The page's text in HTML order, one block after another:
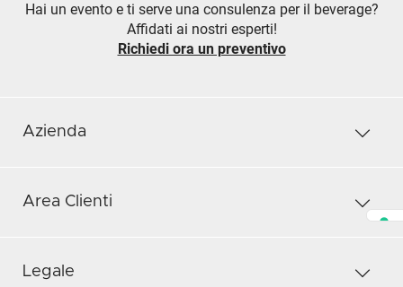
Hai un evento e ti serve una consulenza per il beverage?
Affidati ai nostri esperti!
Richiedi ora un preventivo
Azienda
Area Clienti
Legale